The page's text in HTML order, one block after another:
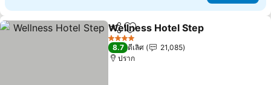
แชร์ เพิ่มในรายการโปรด
Wellness Hotel Step
4 ดาว
8.7 ดีเลิศ
21,085
ปราก